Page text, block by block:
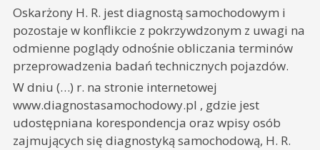
Oskarżony H. R. jest diagnostą samochodowym i
pozostaje w konflikcie z pokrzywdzonym z uwagi na
odmienne poglądy odnośnie obliczania terminów
przeprowadzenia badań technicznych pojazdów.
W dniu (…) r. na stronie internetowej
www.diagnostasamochodowy.pl , gdzie jest
udostępniana korespondencja oraz wpisy osób
zajmujących się diagnostyką samochodową, H. R.